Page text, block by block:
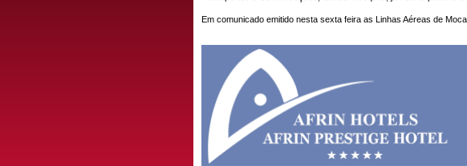
Em comunicado emitido nesta sexta feira as Linhas Aéreas de